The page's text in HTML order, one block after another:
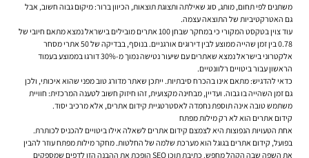
משתנים לפי תחום, מותג, סוג שאילתה ותצוגת תוצאות, הכיוון ברור: מיקום גבוה חשוב, אבל
גם האטרקטיביות של התוצאה עצמה.
עוד צוין בטקסט המקורי כי במחקר שבחן 100 אתרים מובילים בישראל נמצא מתאם חיובי של
0.78 בין זמן שהייה ממוצע לבין דירוגים אורגניים. בנוסף, בבדיקה של 50 אתרי מסחר
אלקטרוני בישראל נמצא שאתרים עם שיעור נטישה נמוך מ-30% דורגו בממוצע בעמוד
הראשון עבור ביטויים רלוונטיים.
כדאי להדגיש: מתאם אינו בהכרח סיבתיות. ייתכן שאתר מדורג טוב מפני שהוא איכותי, ולכן
גם זמן השהייה בו גבוה. ועדיין, מבחינה מקצועית, זהו חיזוק חשוב לטענה המרכזית: חוויית
משתמש טובה אינה תוספת נחמדה לאסטרטגיית קידום אתרים, אלא מרכיב יסוד.
קידום אתרים הוא לא רק מילות מפתח
אחת הטעויות הנפוצות היא לצמצם קידום אתרים לשאלה אילו ביטויים להכניס לכותרת.
בפועל, קידום אתרים בגוגל הוא מערכת שלמה של החלטות. מחקר מילות מפתח עוזר להבין
את השפה שבה הקהל מחפש. כתיבת תוכן SEO הופכת את ההבנה הזו לדפים שמספקים